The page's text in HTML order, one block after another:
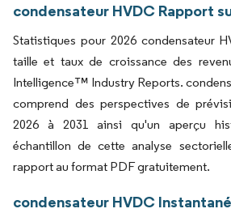
condensateur HVDC Rapport
Statistiques pour 2026 condensateur
taille et taux de croissance des
Intelligence™ Industry Reports.
comprend des perspectives de
2026 à 2031 ainsi qu'un aperçu
échantillon de cette analyse
rapport au format PDF gratuitement.
condensateur HVDC